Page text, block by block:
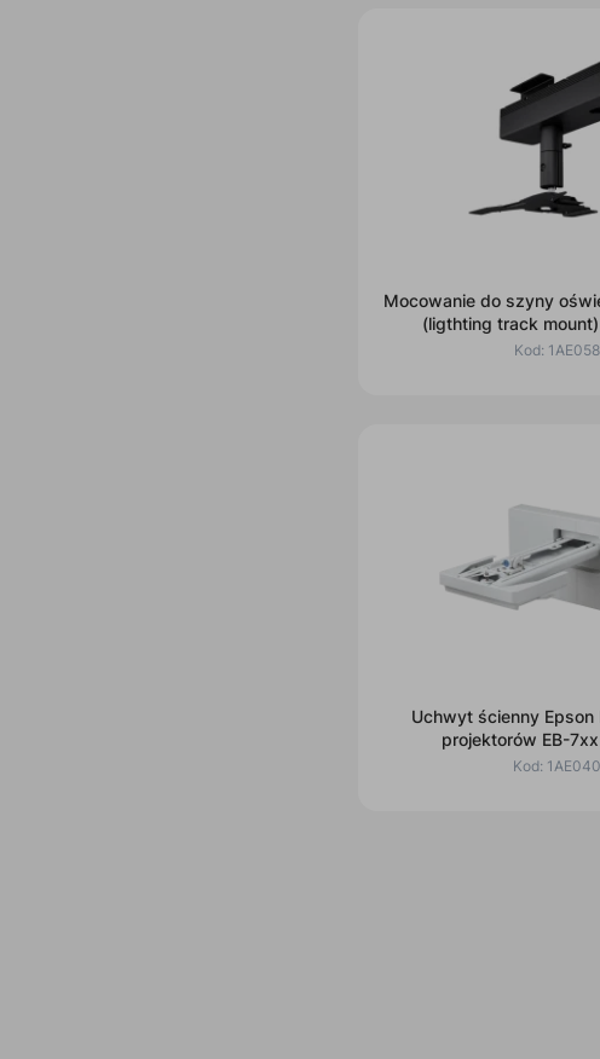
Mocowanie do szyny
(ligthting track mount)
Kod: 1AE058
Uchwyt ścienny Epson
projektorów EB-
Kod: 1AE040